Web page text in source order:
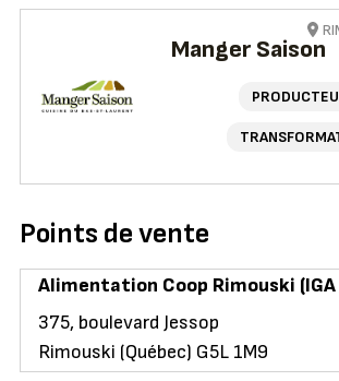
Manger Saison
Points de vente
Alimentation Coop Rimouski (IGA
375, boulevard Jessop
Rimouski (Québec) G5L 1M9